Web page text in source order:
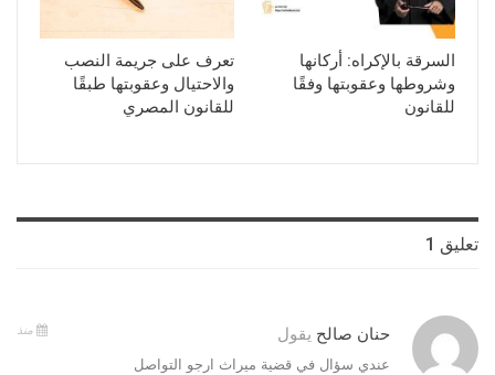
السرقة بالإكراه: أركانها
وشروطها وعقوبتها وفقًا
للقانون
تعرف على جريمة النصب
والاحتيال وعقوبتها طبقًا
للقانون المصري
تعليق 1
حنان صالح يقول منذ
عندي سؤال في قضية ميراث ارجو التواصل